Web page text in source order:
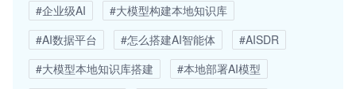
#企业级AI
#大模型构建本地知识库
#AI数据平台
#怎么搭建AI智能体
#AISDR
#大模型本地知识库搭建
#本地部署AI模型